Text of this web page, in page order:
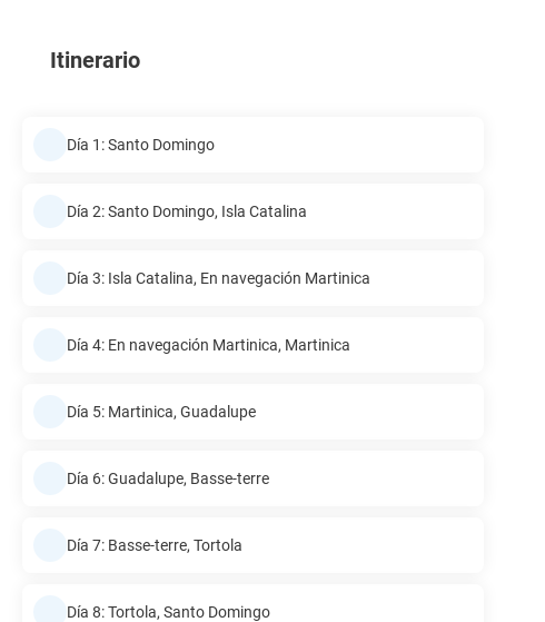
Itinerario
Día 1: Santo Domingo
Día 2: Santo Domingo, Isla Catalina
Día 3: Isla Catalina, En navegación Martinica
Día 4: En navegación Martinica, Martinica
Día 5: Martinica, Guadalupe
Día 6: Guadalupe, Basse-terre
Día 7: Basse-terre, Tortola
Día 8: Tortola, Santo Domingo